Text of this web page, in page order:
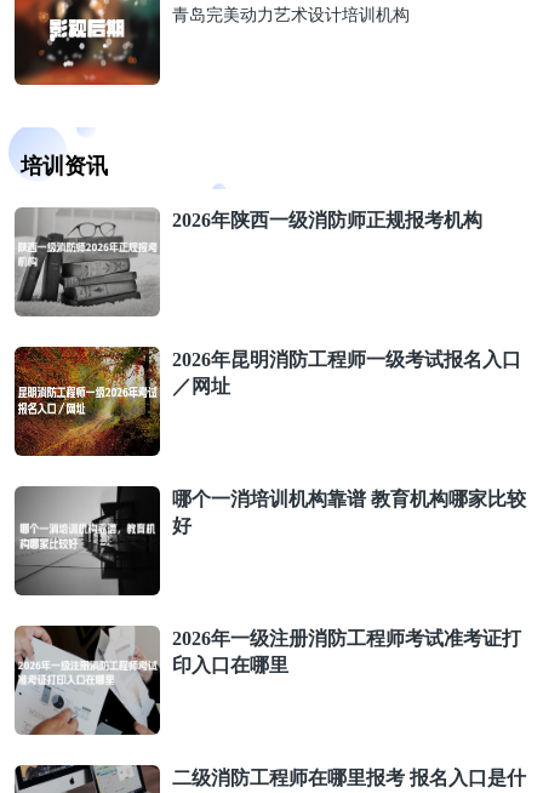
青岛完美动力艺术设计培训机构
培训资讯
2026年陕西一级消防师正规报考机构
2026年昆明消防工程师一级考试报名入口
／网址
哪个一消培训机构靠谱 教育机构哪家比较
好
2026年一级注册消防工程师考试准考证打
印入口在哪里
二级消防工程师在哪里报考 报名入口是什